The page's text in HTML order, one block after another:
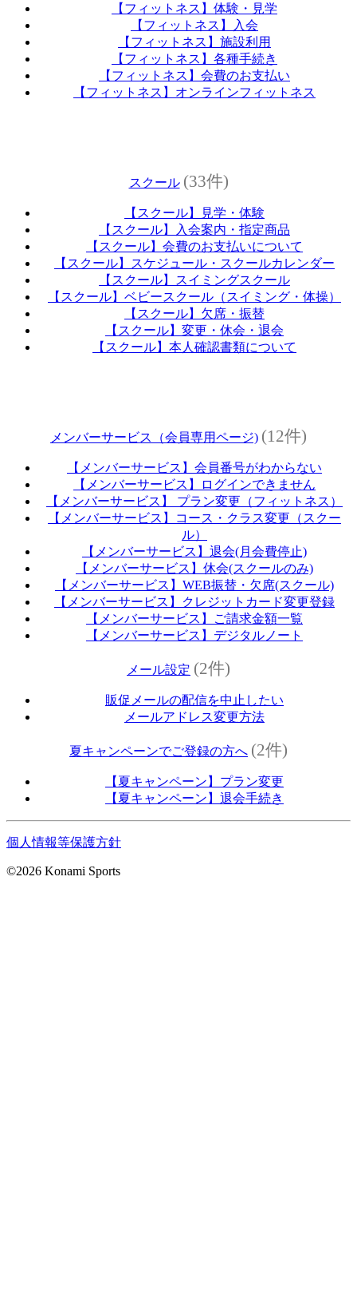
【フィットネス】体験・見学
【フィットネス】入会
【フィットネス】施設利用
【フィットネス】各種手続き
【フィットネス】会費のお支払い
【フィットネス】オンラインフィットネス
スクール (33件)
【スクール】見学・体験
【スクール】入会案内・指定商品
【スクール】会費のお支払いについて
【スクール】スケジュール・スクールカレンダー
【スクール】スイミングスクール
【スクール】ベビースクール（スイミング・体操）
【スクール】欠席・振替
【スクール】変更・休会・退会
【スクール】本人確認書類について
メンバーサービス（会員専用ページ) (12件)
【メンバーサービス】会員番号がわからない
【メンバーサービス】ログインできません
【メンバーサービス】 プラン変更（フィットネス）
【メンバーサービス】コース・クラス変更（スクー
ル）
【メンバーサービス】退会(月会費停止)
【メンバーサービス】休会(スクールのみ)
【メンバーサービス】WEB振替・欠席(スクール)
【メンバーサービス】クレジットカード変更登録
【メンバーサービス】ご請求金額一覧
【メンバーサービス】デジタルノート
メール設定 (2件)
販促メールの配信を中止したい
メールアドレス変更方法
夏キャンペーンでご登録の方へ (2件)
【夏キャンペーン】プラン変更
【夏キャンペーン】退会手続き
個人情報等保護方針
©2026 Konami Sports